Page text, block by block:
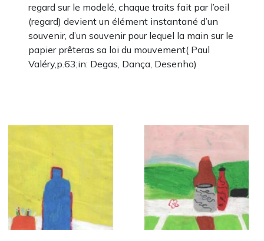
regard sur le modelé, chaque traits fait par l’oeil
(regard) devient un élément instantané d’un
souvenir, d’un souvenir pour lequel la main sur le
papier prêteras sa loi du mouvement( Paul
Valéry,p.63;in: Degas, Dança, Desenho)